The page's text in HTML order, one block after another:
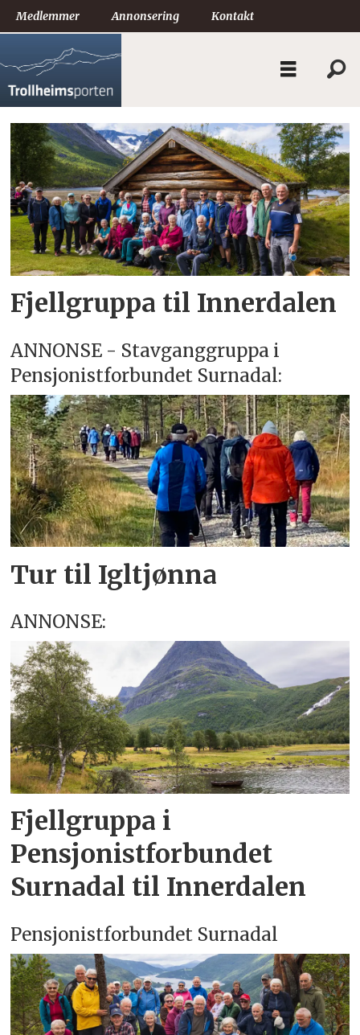
Medlemmer Annonsering Kontakt
Tag:
pensjonistforbundet
surnadal
Fjellgruppa til Innerdalen
ANNONSE - Stavganggruppa i
Pensjonistforbundet Surnadal:
Tur til Igltjønna
ANNONSE:
Fjellgruppa i
Pensjonistforbundet
Surnadal til Innerdalen
Pensjonistforbundet Surnadal